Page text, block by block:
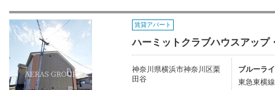
賃貸アパート
ハーミットクラブハウスアップ
神奈川県横浜市神奈川区栗
田谷
ブルーラ
東急東横